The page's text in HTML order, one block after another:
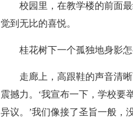
校园里，在教学楼的前面
觉到无比的喜悦。
桂花树下一个孤独地身影
走廊上，高跟鞋的声音清
震撼力。‘我宣布一下，学校要
异议。’我们像接了圣旨一般，